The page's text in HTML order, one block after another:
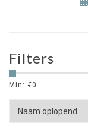
Filters
Min: €0